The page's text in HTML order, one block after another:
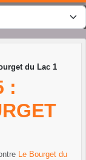
du Lac 1
:
Le Bourget du